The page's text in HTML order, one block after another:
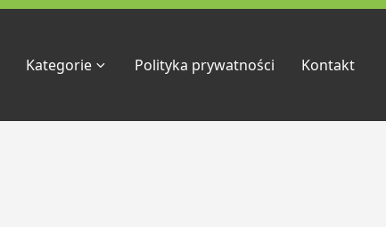
Kategorie Polityka prywatności Kontakt